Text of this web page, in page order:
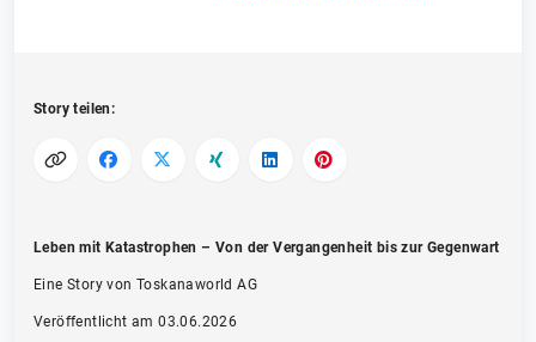
Story teilen:
Leben mit Katastrophen – Von der Vergangenheit bis zur Gegenwart
Eine Story von Toskanaworld AG
Veröffentlicht am 03.06.2026